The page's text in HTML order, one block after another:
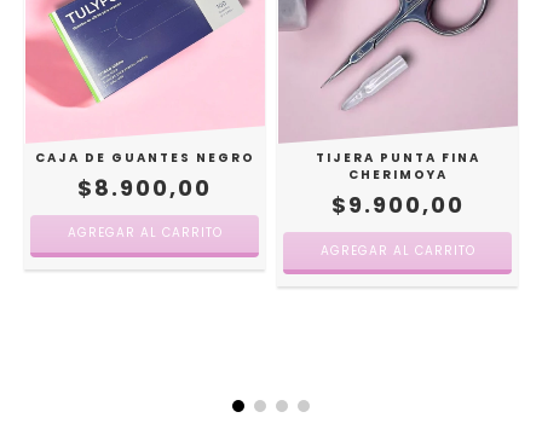
CAJA DE GUANTES NEGRO
$8.900,00
AGREGAR AL CARRITO
TIJERA PUNTA FINA
CHERIMOYA
$9.900,00